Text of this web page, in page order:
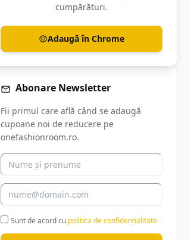
cumpărături.
Adaugă în Chrome
Abonare Newsletter
Fii primul care află când se adaugă
cupoane noi de reducere pe
onefashionroom.ro.
Sunt de acord cu politica de confidențialitate